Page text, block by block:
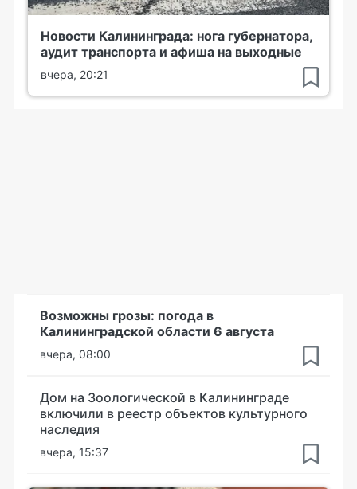
Новости Калининграда: нога губернатора,
аудит транспорта и афиша на выходные
вчера, 20:21
Возможны грозы: погода в
Калининградской области 6 августа
вчера, 08:00
Дом на Зоологической в Калининграде
включили в реестр объектов культурного
наследия
вчера, 15:37